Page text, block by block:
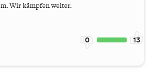
Wir kämpfen weiter.
0 13